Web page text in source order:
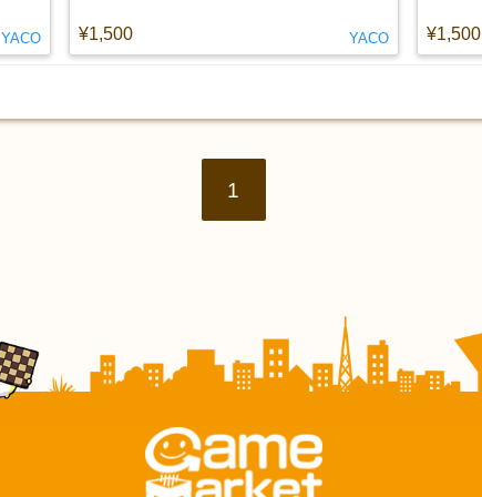
YACO ¥1,500 YACO ¥1,500
1